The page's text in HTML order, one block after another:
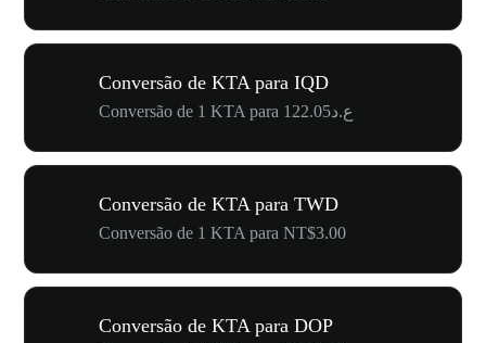
Conversão de KTA para IQD
Conversão de 1 KTA para ع.د122.05
Conversão de KTA para TWD
Conversão de 1 KTA para NT$3.00
Conversão de KTA para DOP